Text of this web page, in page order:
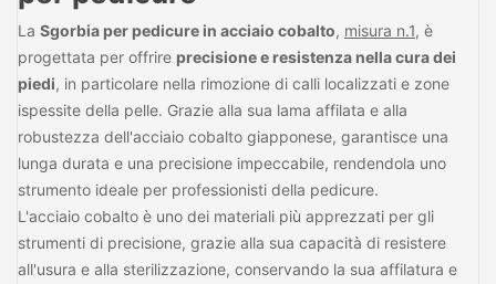
La Sgorbia per pedicure in acciaio cobalto, misura n.1, è
progettata per offrire precisione e resistenza nella cura dei
piedi, in particolare nella rimozione di calli localizzati e zone
ispessite della pelle. Grazie alla sua lama affilata e alla
robustezza dell'acciaio cobalto giapponese, garantisce una
lunga durata e una precisione impeccabile, rendendola uno
strumento ideale per professionisti della pedicure.
L'acciaio cobalto è uno dei materiali più apprezzati per gli
strumenti di precisione, grazie alla sua capacità di resistere
all'usura e alla sterilizzazione, conservando la sua affilatura e